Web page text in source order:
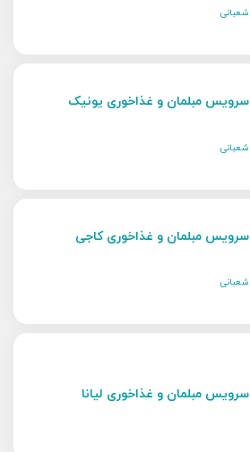
شعبانی
سرویس مبلمان و غذاخوری یونیک
شعبانی
سرویس مبلمان و غذاخوری کاجی
شعبانی
سرویس مبلمان و غذاخوری لیانا